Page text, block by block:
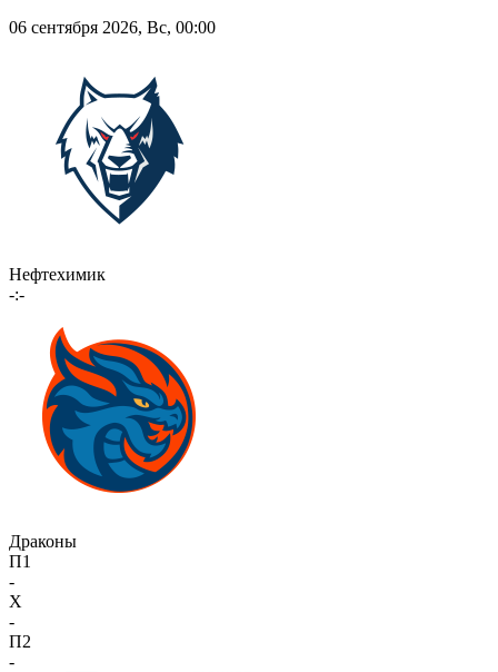
06 сентября 2026, Вс, 00:00
Нефтехимик
-:-
Драконы
П1
-
X
-
П2
-